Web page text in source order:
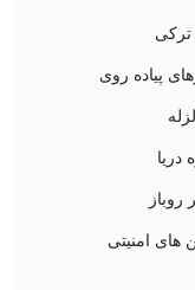
پیاده روی
دریا
روباز
های امنیتی